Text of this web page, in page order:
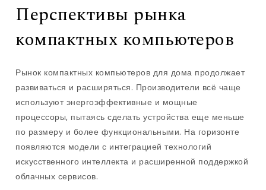
Перспективы рынка
компактных компьютеров
Рынок компактных компьютеров для дома продолжает
развиваться и расширяться. Производители всё чаще
используют энергоэффективные и мощные
процессоры, пытаясь сделать устройства еще меньше
по размеру и более функциональными. На горизонте
появляются модели с интеграцией технологий
искусственного интеллекта и расширенной поддержкой
облачных сервисов.